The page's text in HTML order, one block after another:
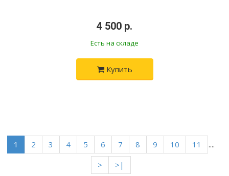
4 500 р.
Есть на складе
Купить
1 2 3 4 5 6 7 8 9 10 11
....
>
>|